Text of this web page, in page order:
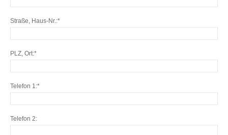
Straße, Haus-Nr.
PLZ, Ort
Telefon 1
Telefon 2